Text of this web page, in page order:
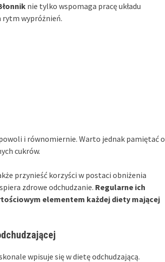
nie tylko wspomaga pracę układu
rytm wypróżnień.
i równomiernie. Warto jednak pamiętać o
cukrów.
przynieść korzyści w postaci obniżenia
zdrowe odchudzanie. Regularne ich
elementem każdej diety mającej
wpisuje się w dietę odchudzającą.